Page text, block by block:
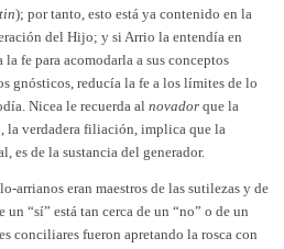
); por tanto, esto está ya contenido en la
del Hijo; y si Arrio la entendía en
fe para acomodarla a sus conceptos
gnósticos, reducía la fe a los límites de lo
Nicea le recuerda al novador que la
la verdadera filiación, implica que la
es de la sustancia del generador.
arrianos eran maestros de las sutilezas y de
un “sí” está tan cerca de un “no” o de un
conciliares fueron apretando la rosca con